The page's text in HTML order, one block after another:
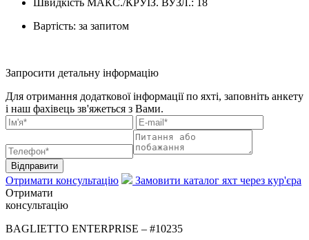
Вартість: за запитом
Запросити детальну інформацію
Для отримання додаткової інформації по яхті, заповніть анкету
і наш фахівець зв'яжеться з Вами.
Відправити
Отримати консультацію
Замовити каталог яхт через кур'єра
Отримати
консультацію
BAGLIETTO ENTERPRISE – #10235